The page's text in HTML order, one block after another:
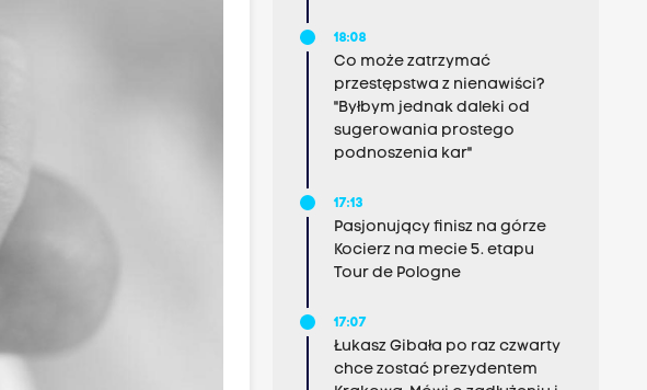
18:08
Co może zatrzymać
przestępstwa z nienawiści?
"Byłbym jednak daleki od
sugerowania prostego
podnoszenia kar"
17:13
Pasjonujący finisz na górze
Kocierz na mecie 5. etapu
Tour de Pologne
17:07
Łukasz Gibała po raz czwarty
chce zostać prezydentem